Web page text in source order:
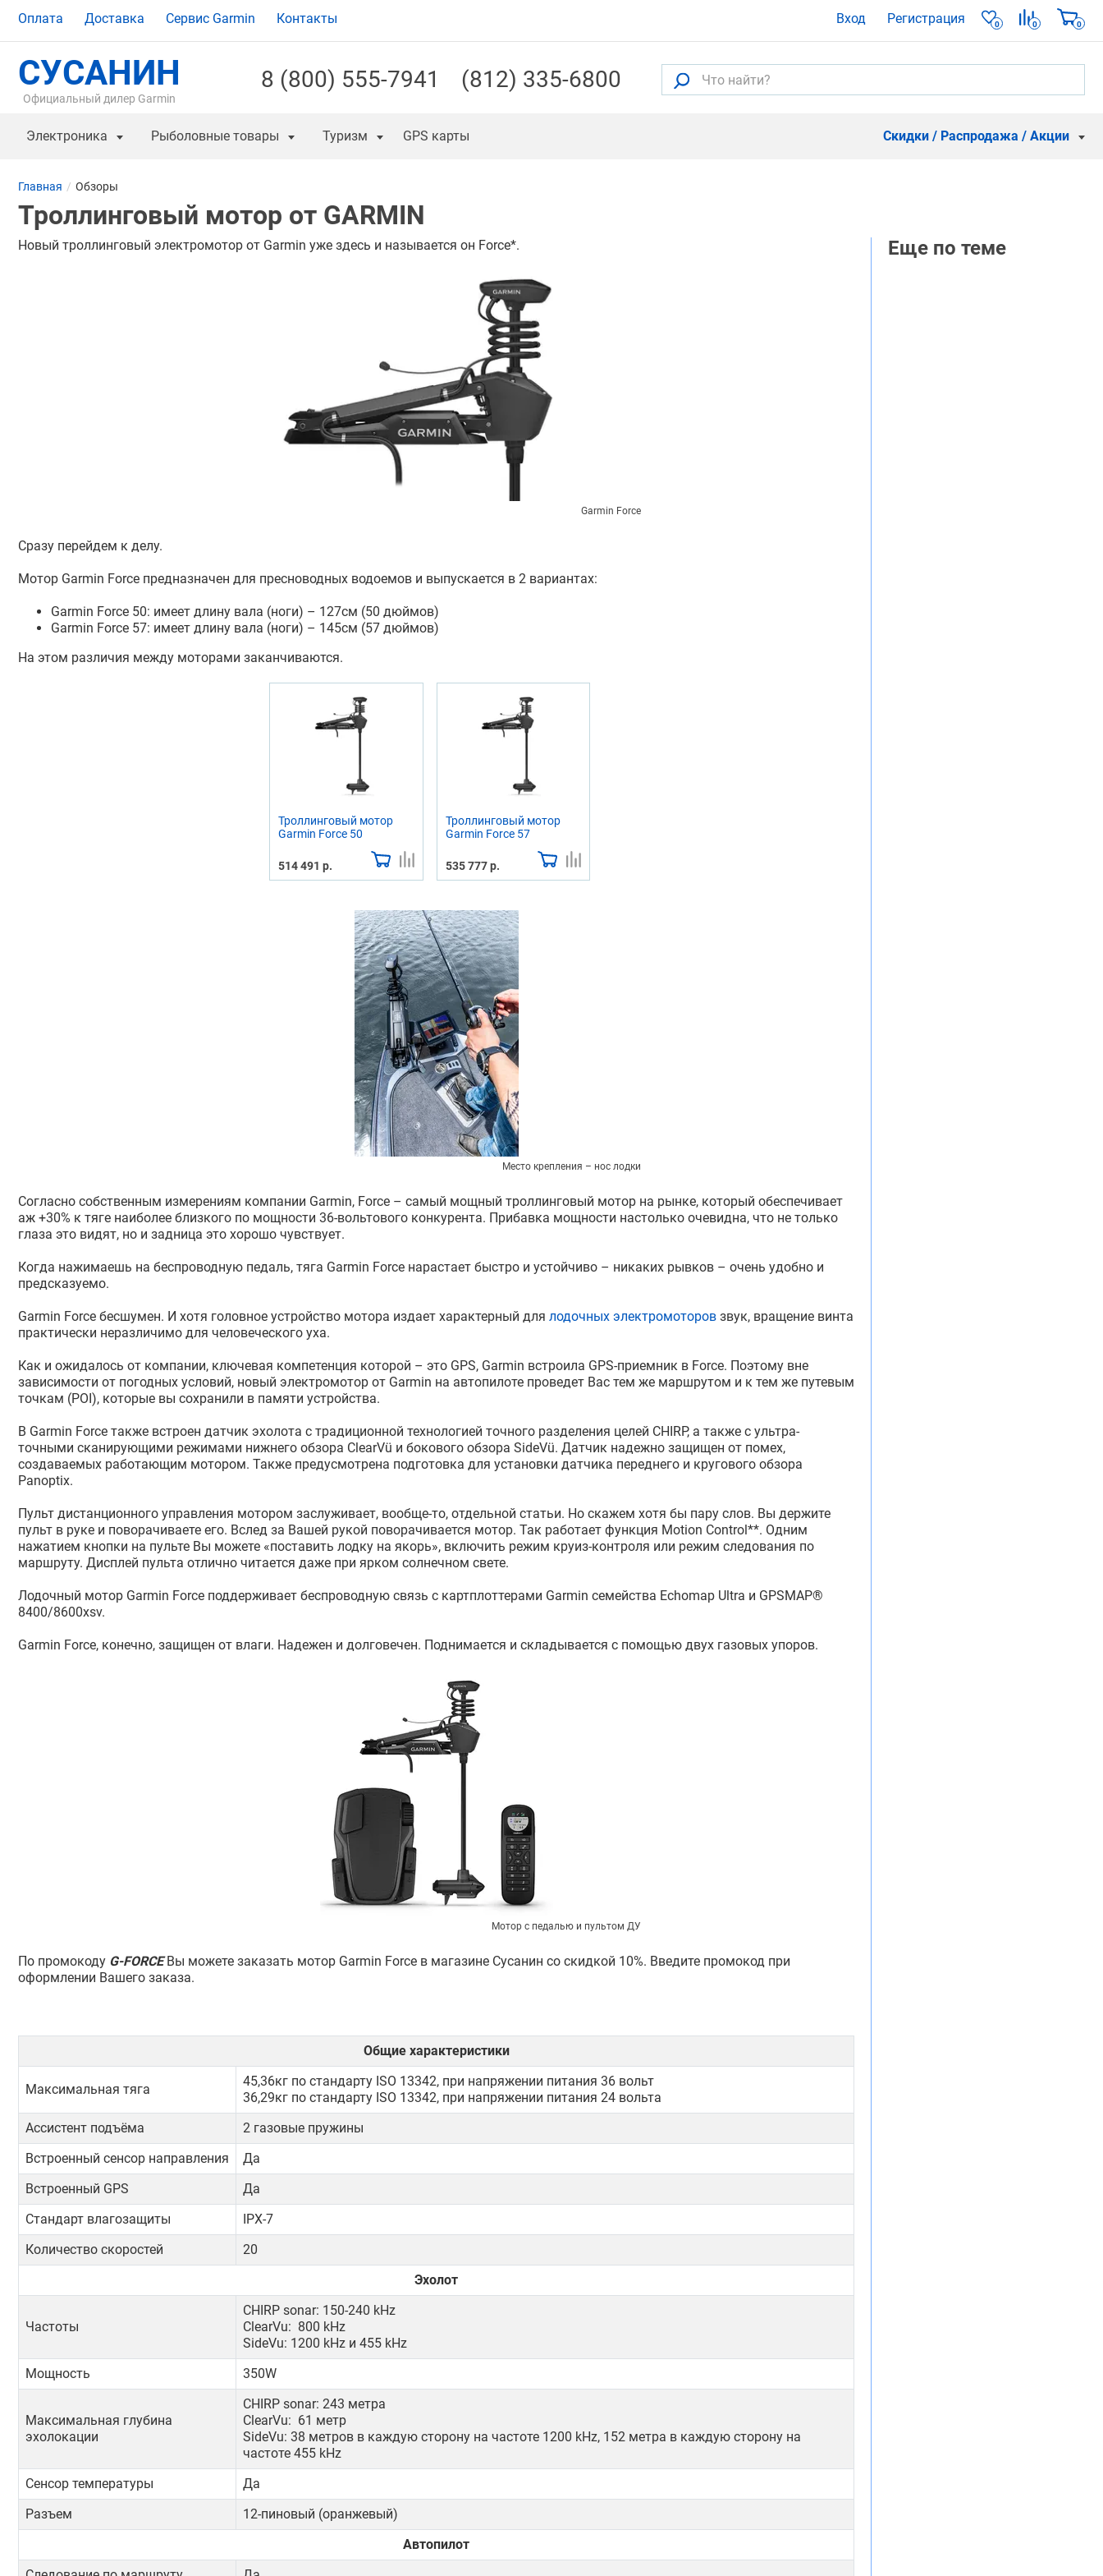
Оплата Доставка Сервис Garmin Контакты Вход Регистрация 0 0 0
СУСАНИН
Официальный дилер Garmin
8 (800) 555-7941 (812) 335-6800
Электроника Рыболовные товары Туризм GPS карты Скидки / Распродажа / Акции
Главная Обзоры
Троллинговый мотор от GARMIN
Новый троллинговый электромотор от Garmin уже здесь и называется он Force*.
Garmin Force
Сразу перейдем к делу.
Мотор Garmin Force предназначен для пресноводных водоемов и выпускается в 2 вариантах:
Garmin Force 50: имеет длину вала (ноги) – 127см (50 дюймов)
Garmin Force 57: имеет длину вала (ноги) – 145см (57 дюймов)
На этом различия между моторами заканчиваются.
Троллинговый мотор
Garmin Force 50
514 491 р.
Троллинговый мотор
Garmin Force 57
535 777 р.
Место крепления – нос лодки
Согласно собственным измерениям компании Garmin, Force – самый мощный троллинговый мотор на рынке, который обеспечивает
аж +30% к тяге наиболее близкого по мощности 36-вольтового конкурента. Прибавка мощности настолько очевидна, что не только
глаза это видят, но и задница это хорошо чувствует.
Когда нажимаешь на беспроводную педаль, тяга Garmin Force нарастает быстро и устойчиво – никаких рывков – очень удобно и
предсказуемо.
Garmin Force бесшумен. И хотя головное устройство мотора издает характерный для лодочных электромоторов звук, вращение винта
практически неразличимо для человеческого уха.
Как и ожидалось от компании, ключевая компетенция которой – это GPS, Garmin встроила GPS-приемник в Force. Поэтому вне
зависимости от погодных условий, новый электромотор от Garmin на автопилоте проведет Вас тем же маршрутом и к тем же путевым
точкам (POI), которые вы сохранили в памяти устройства.
В Garmin Force также встроен датчик эхолота с традиционной технологией точного разделения целей CHIRP, а также с ультра-
точными сканирующими режимами нижнего обзора ClearVü и бокового обзора SideVü. Датчик надежно защищен от помех,
создаваемых работающим мотором. Также предусмотрена подготовка для установки датчика переднего и кругового обзора
Panoptix.
Пульт дистанционного управления мотором заслуживает, вообще-то, отдельной статьи. Но скажем хотя бы пару слов. Вы держите
пульт в руке и поворачиваете его. Вслед за Вашей рукой поворачивается мотор. Так работает функция Motion Control**. Одним
нажатием кнопки на пульте Вы можете «поставить лодку на якорь», включить режим круиз-контроля или режим следования по
маршруту. Дисплей пульта отлично читается даже при ярком солнечном свете.
Лодочный мотор Garmin Force поддерживает беспроводную связь с картплоттерами Garmin семейства Echomap Ultra и GPSMAP®
8400/8600xsv.
Garmin Force, конечно, защищен от влаги. Надежен и долговечен. Поднимается и складывается с помощью двух газовых упоров.
Мотор с педалью и пультом ДУ
По промокоду G-FORCEВы можете заказать мотор Garmin Force в магазине Сусанин со скидкой 10%. Введите промокод при
оформлении Вашего заказа.
Общие характеристики
Максимальная тяга
45,36кг по стандарту ISO 13342, при напряжении питания 36 вольт
36,29кг по стандарту ISO 13342, при напряжении питания 24 вольта
Ассистент подъёма
2 газовые пружины
Встроенный сенсор направления
Да
Встроенный GPS
Да
Стандарт влагозащиты
IPX-7
Количество скоростей
20
Эхолот
Частоты
CHIRP sonar: 150-240 kHz
ClearVu: 800 kHz
SideVu: 1200 kHz и 455 kHz
Мощность
350W
Максимальная глубина
эхолокации
CHIRP sonar: 243 метра
ClearVu: 61 метр
SideVu: 38 метров в каждую сторону на частоте 1200 kHz, 152 метра в каждую сторону на
частоте 455 kHz
Сенсор температуры
Да
Разъем
12-пиновый (оранжевый)
Автопилот
Еще по теме